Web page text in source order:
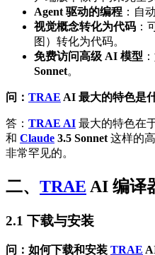
Agent 驱动的编程 ：自
视觉概念转化为代码 ：
图）转化为代码。
免费访问高级 AI 模型
Sonnet。
问： TRAE AI 最大的特色是
答： TRAE AI 最大的特色在
和 Claude 3.5 Sonnet 这样的
非常罕见的。
二、 TRAE AI 编译
2.1 下载与安装
问：如何下载和安装 TRAE